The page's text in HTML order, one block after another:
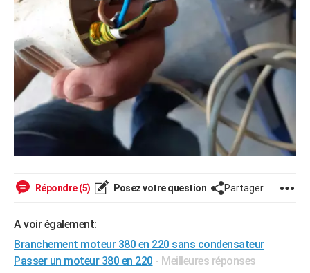
Répondre (5) Posez votre question Partager
A voir également:
Branchement moteur 380 en 220 sans condensateur
Passer un moteur 380 en 220 - Meilleures réponses